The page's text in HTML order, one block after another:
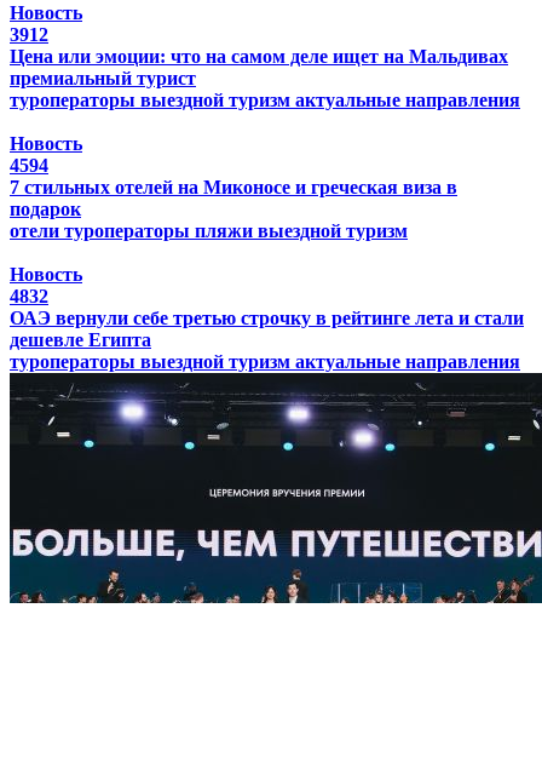
Новость
3912
Цена или эмоции: что на самом деле ищет на Мальдивах
премиальный турист
туроператоры выездной туризм актуальные направления
Новость
4594
7 стильных отелей на Миконосе и греческая виза в
подарок
отели туроператоры пляжи выездной туризм
Новость
4832
ОАЭ вернули себе третью строчку в рейтинге лета и стали
дешевле Египта
туроператоры выездной туризм актуальные направления